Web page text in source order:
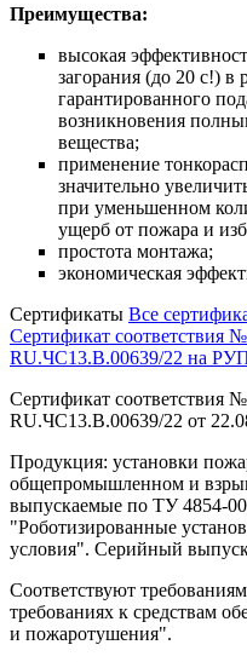
Преимущества:
высокая
загорания (до 20 с!) в
гарантированного
возникновения
вещества;
применение
значительно
при уменьшенном
ущерб от пожара и
простота монтажа;
экономическая
Сертификаты Все
Сертификат
RU.ЧС13.B.00639/22 на
Сертификат
RU.ЧС13.B.00639/22 от
Продукция: установки
общепромышленном и
выпускаемые по ТУ 4854-
"Роботизированные
условия". Серийный
Соответствуют
требованиях к средствам
и пожаротушения".